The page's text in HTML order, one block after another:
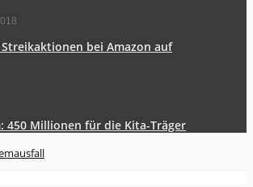
bei Amazon auf
450 Millionen für die Kita-Träger